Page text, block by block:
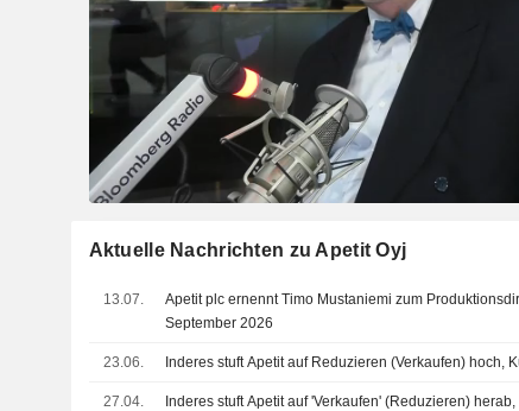
Aktuelle Nachrichten zu Apetit Oyj
13.07.
Apetit plc ernennt Timo Mustaniemi zum
September 2026
23.06. Inderes stuft Apetit auf Reduzieren (Verkaufen) hoch,
27.04. Inderes stuft Apetit auf 'Verkaufen' (Reduzieren)